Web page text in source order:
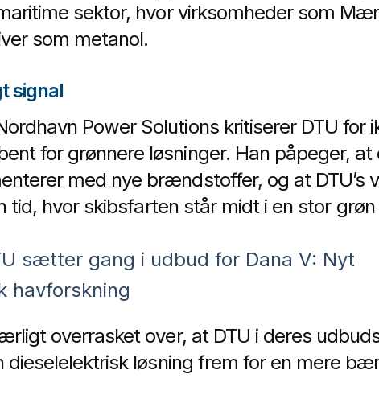
sektor, hvor virksomheder som
som metanol.
signal
Power Solutions kritiserer DTU for
for grønnere løsninger. Han påpeger,
med nye brændstoffer, og at DTU’s
tid, hvor skibsfarten står midt i en stor
sætter gang i udbud for Dana V: Nyt
havforskning
overrasket over, at DTU i deres
dieselelektrisk løsning frem for en mere